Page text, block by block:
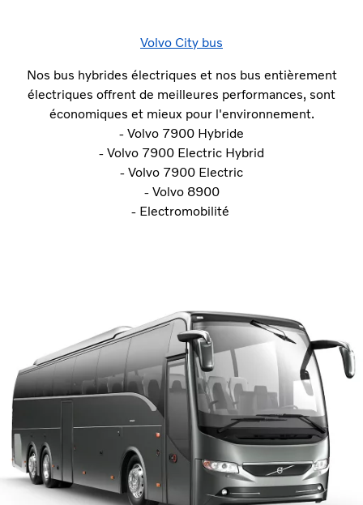
Volvo City bus
Nos bus hybrides électriques et nos bus entièrement
électriques offrent de meilleures performances, sont
économiques et mieux pour l'environnement.
- Volvo 7900 Hybride
- Volvo 7900 Electric Hybrid
- Volvo 7900 Electric
- Volvo 8900
- Electromobilité